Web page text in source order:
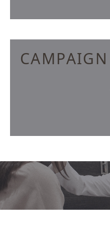
CAMPAIGN